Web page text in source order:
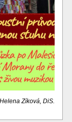
Zíková, DiS.